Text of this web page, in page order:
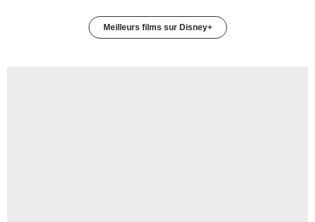
Meilleurs films sur Disney+